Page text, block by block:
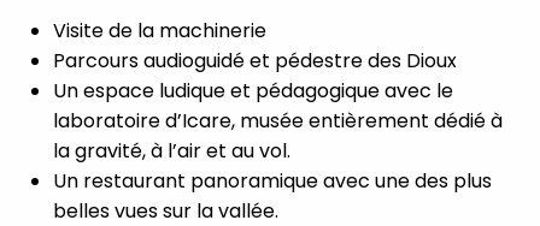
Visite de la machinerie
Parcours audioguidé et pédestre des Dioux
Un espace ludique et pédagogique avec le
laboratoire d’Icare, musée entièrement dédié à
la gravité, à l’air et au vol.
Un restaurant panoramique avec une des plus
belles vues sur la vallée.